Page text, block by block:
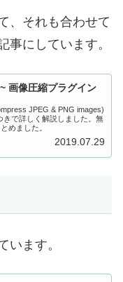
、それも合わせて
事にしています。
画像圧縮プラグイン
JPEG & PNG images)
きで詳しく解説しました。無
めました。
2019.07.29
います。